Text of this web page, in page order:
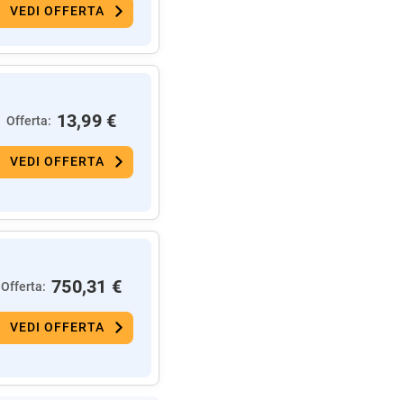
VEDI OFFERTA
Offerta: 13,99 €
VEDI OFFERTA
Offerta: 750,31 €
VEDI OFFERTA